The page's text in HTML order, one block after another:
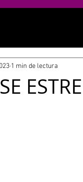
1 min de lectura